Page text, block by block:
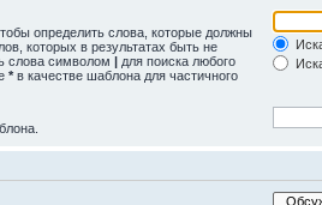
определить слова, которые должны
которых в результатах быть не
слова символом | для поиска любого
* в качестве шаблона для частичного